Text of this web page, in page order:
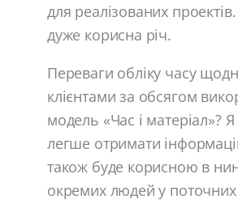
для реалізованих
дуже корисна річ.
Переваги обліку часу
клієнтами за обсягом
модель «Час і матеріал»?
легше отримати
також буде корисною в
окремих людей у ​​поточних